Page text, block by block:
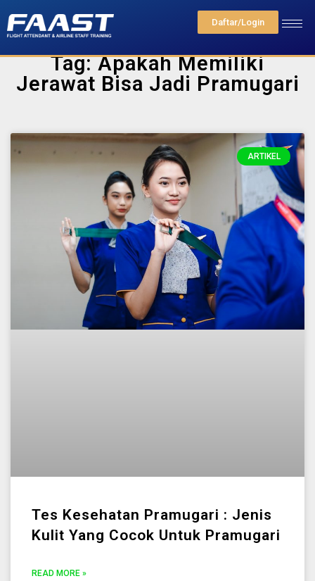
Daftar/Login
Tag: Apakah Memiliki
Jerawat Bisa Jadi Pramugari
ARTIKEL
Tes Kesehatan Pramugari : Jenis
Kulit Yang Cocok Untuk Pramugari
READ MORE »